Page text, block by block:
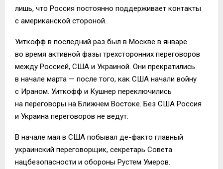
лишь, что Россия постоянно поддерживает контакты
с американской стороной.
Уиткофф в последний раз был в Москве в январе
во время активной фазы трехсторонних переговоров
между Россией, США и Украиной. Они прекратились
в начале марта — после того, как США начали войну
с Ираном. Уиткофф и Кушнер переключились
на переговоры на Ближнем Востоке. Без США Россия
и Украина переговоров не ведут.
В начале мая в США побывал де-факто главный
украинский переговорщик, секретарь Совета
нацбезопасности и обороны Рустем Умеров.